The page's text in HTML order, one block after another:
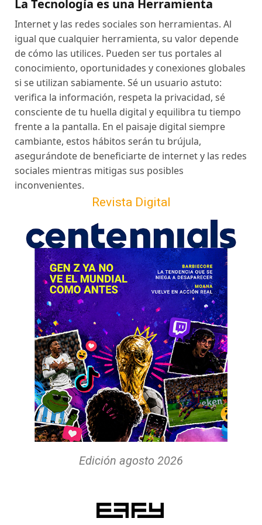
La Tecnología es una Herramienta
Internet y las redes sociales son herramientas. Al
igual que cualquier herramienta, su valor depende
de cómo las utilices. Pueden ser tus portales al
conocimiento, oportunidades y conexiones globales
si se utilizan sabiamente. Sé un usuario astuto:
verifica la información, respeta la privacidad, sé
consciente de tu huella digital y equilibra tu tiempo
frente a la pantalla. En el paisaje digital siempre
cambiante, estos hábitos serán tu brújula,
asegurándote de beneficiarte de internet y las redes
sociales mientras mitigas sus posibles
inconvenientes.
Revista Digital
Edición agosto 2026